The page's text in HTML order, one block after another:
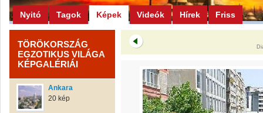
Nyitó Tagok Képek Videók Hírek Friss
TÖRÖKORSZÁG
EGZOTIKUS VILÁGA
KÉPGALÉRIÁI
Ankara
20 kép